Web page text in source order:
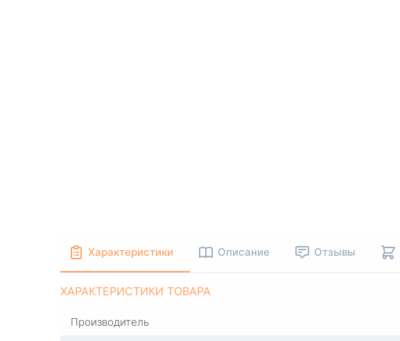
Характеристики Описание Отзывы
ХАРАКТЕРИСТИКИ ТОВАРА
Производитель